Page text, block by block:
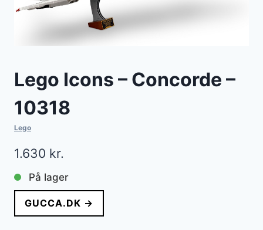
Lego Icons – Concorde –
10318
Lego
1.630 kr.
På lager
GUCCA.DK →